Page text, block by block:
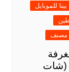
للموبايل
مصنف
(شات